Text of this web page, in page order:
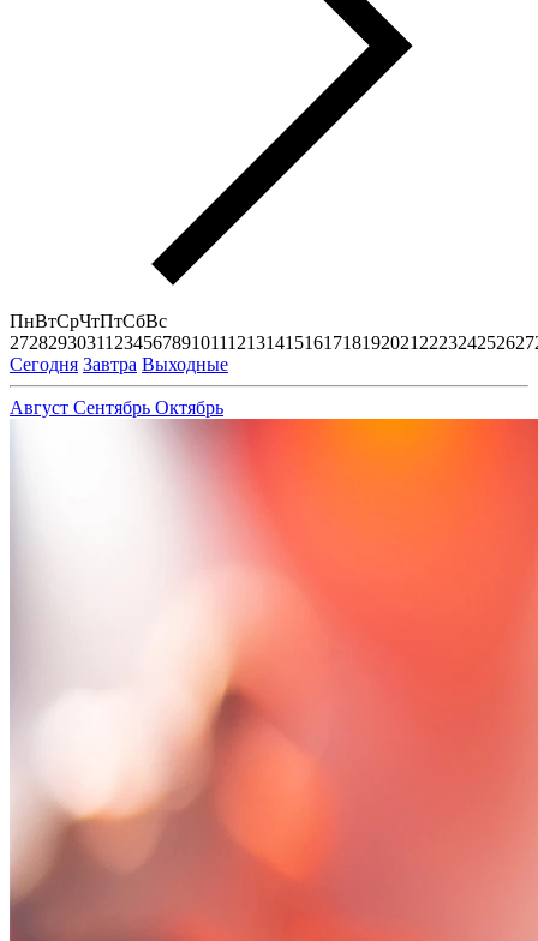
ПнВтСрЧтПтСбВс
27282930311 23456789101112131415161718192021 222324252627
Сегодня Завтра Выходные
Август Сентябрь Октябрь